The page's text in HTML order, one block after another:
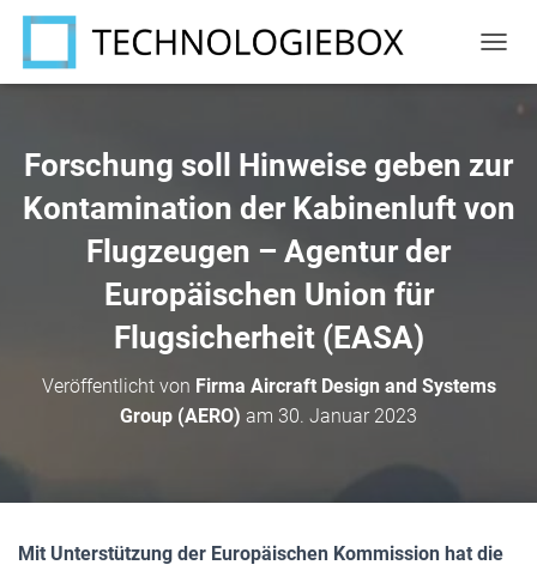
A
A
I
H
Forschung soll Hinweise geben zur
Kontamination der Kabinenluft von
Flugzeugen – Agentur der
Europäischen Union für
Flugsicherheit (EASA)
Veröffentlicht von Firma Aircraft Design and Systems
Group (AERO) am 30. Januar 2023
Mit Unterstützung der Europäischen Kommission hat die